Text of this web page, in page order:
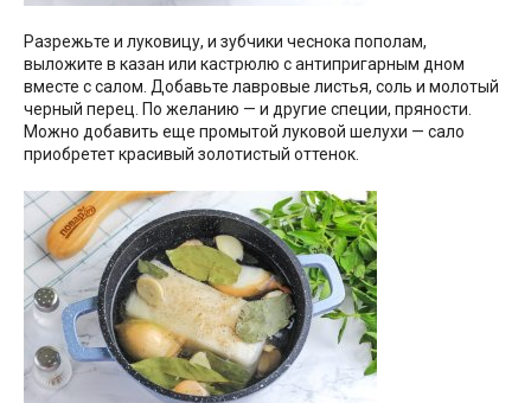
Разрежьте и луковицу, и зубчики чеснока пополам,
выложите в казан или кастрюлю с антипригарным дном
вместе с салом. Добавьте лавровые листья, соль и молотый
черный перец. По желанию — и другие специи, пряности.
Можно добавить еще промытой луковой шелухи — сало
приобретет красивый золотистый оттенок.